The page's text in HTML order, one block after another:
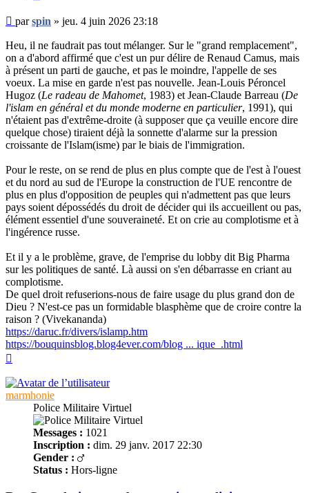
Message
non
lu
parspin » jeu. 4 juin 2026 23:18
Heu, il ne faudrait pas tout mélanger. Sur le "grand remplacement",
on a d'abord affirmé que c'est un pur délire de Renaud Camus, mais
à présent un parti de gauche, et pas le moindre, l'appelle de ses
voeux. La mise en garde n'est pas nouvelle. Jean-Louis Péroncel
Hugoz (Le radeau de Mahomet, 1983) et Jean-Claude Barreau (De
l'islam en général et du monde moderne en particulier, 1991), qui
n'étaient pas d'extrême-droite (à supposer que ça veuille encore dire
quelque chose) tiraient déjà la sonnette d'alarme sur la pression
croissante de l'Islam(isme) par le biais de l'immigration.
Pour le reste, on se rend de plus en plus compte que de l'est à l'ouest
et du nord au sud de l'Europe la construction de l'UE rencontre de
plus en plus d'opposition de peuples qui n'admettent pas que leurs
pays soient dépossédés du droit de décider qui ils accueillent ou pas,
élément essentiel d'une souveraineté. Et on crie au complotisme et à
l'ingérence russe.
Et il y a le problème, grave, de l'emprise du lobby dit Big Pharma
sur les politiques de santé. Là aussi on s'en débarrasse en criant au
complotisme.
De quel droit refuserions-nous de faire usage du plus grand don de
Dieu ? N'est-ce pas un formidable blasphème que de croire contre la
raison ? (Vivekananda)
https://daruc.fr/divers/islamp.htm
https://bouquinsblog.blog4ever.com/blog ... ique_.html
marmhonie
Police Militaire Virtuel
Messages : 1021
Inscription : dim. 29 janv. 2017 22:30
Gender :
Status : Hors-ligne